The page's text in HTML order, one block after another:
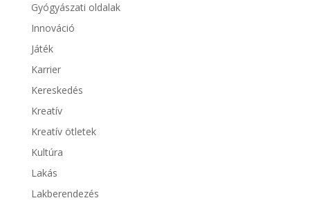
Gyógyászati oldalak
Innováció
Játék
Karrier
Kereskedés
Kreatív
Kreatív ötletek
Kultúra
Lakás
Lakberendezés